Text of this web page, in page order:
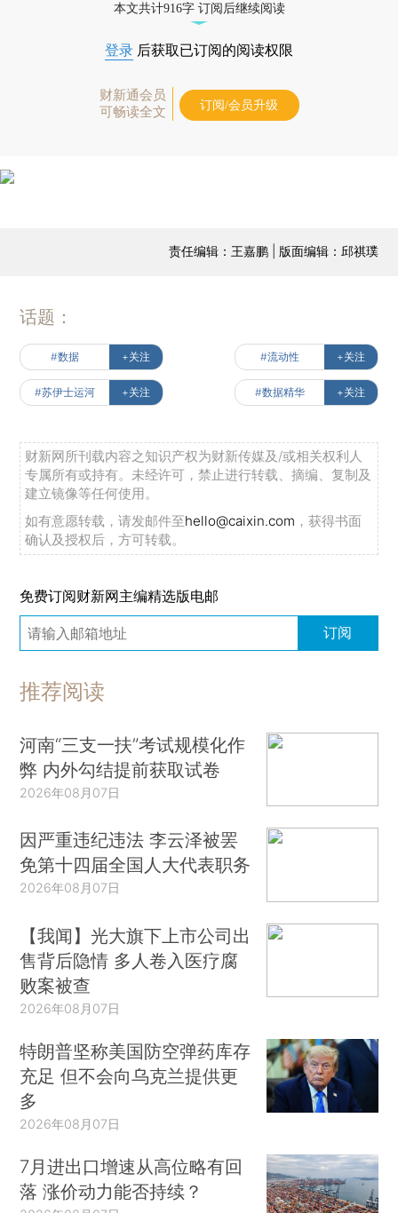
本文共计916字 订阅后继续阅读
登录 后获取已订阅的阅读权限
财新通会员
可畅读全文
订阅/会员升级
责任编辑：王嘉鹏 | 版面编辑：邱祺璞
话题：
#数据 +关注 #流动性 +关注
#苏伊士运河 +关注 #数据精华 +关注
财新网所刊载内容之知识产权为财新传媒及/或相关权利人
专属所有或持有。未经许可，禁止进行转载、摘编、复制及
建立镜像等任何使用。
如有意愿转载，请发邮件至hello@caixin.com ，获得书面
确认及授权后，方可转载。
免费订阅财新网主编精选版电邮
订阅
推荐阅读
河南“三支一扶”考试规模化作
弊 内外勾结提前获取试卷
2026年08月07日
因严重违纪违法 李云泽被罢
免第十四届全国人大代表职务
2026年08月07日
【我闻】光大旗下上市公司出
售背后隐情 多人卷入医疗腐
败案被查
2026年08月07日
特朗普坚称美国防空弹药库存
充足 但不会向乌克兰提供更
多
2026年08月07日
7月进出口增速从高位略有回
落 涨价动力能否持续？